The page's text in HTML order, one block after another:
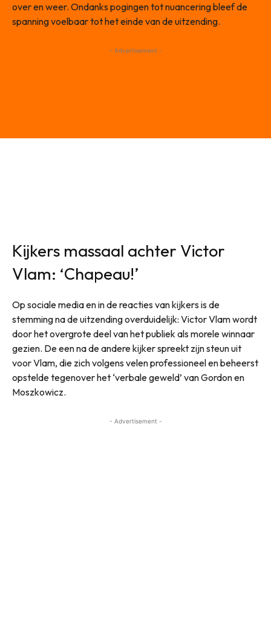
over en weer. Ondanks pogingen tot nuancering bleef de
spanning voelbaar tot het einde van de uitzending.
- Advertisement -
Kijkers massaal achter Victor
Vlam: ‘Chapeau!’
Op sociale media en in de reacties van kijkers is de
stemming na de uitzending overduidelijk: Victor Vlam wordt
door het overgrote deel van het publiek als morele winnaar
gezien. De een na de andere kijker spreekt zijn steun uit
voor Vlam, die zich volgens velen professioneel en beheerst
opstelde tegenover het ‘verbale geweld’ van Gordon en
Moszkowicz.
- Advertisement -